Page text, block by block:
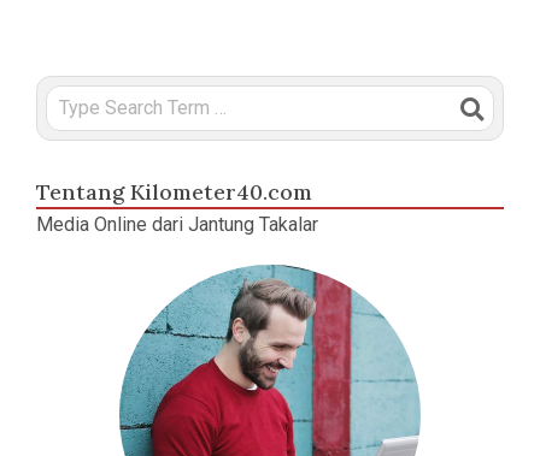
Search
Tentang Kilometer40.com
Media Online dari Jantung Takalar